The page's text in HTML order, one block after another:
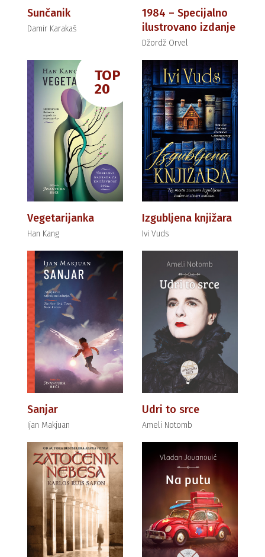
Sunčanik
Damir Karakaš
1984 – Specijalno
ilustrovano izdanje
Džordž Orvel
TOP
20
Vegetarijanka
Han Kang
Izgubljena knjižara
Ivi Vuds
Sanjar
Ijan Makjuan
Udri to srce
Ameli Notomb